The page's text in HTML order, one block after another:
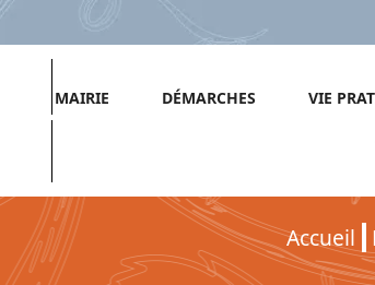
MAIRIE DÉMARCHES VIE
Accueil